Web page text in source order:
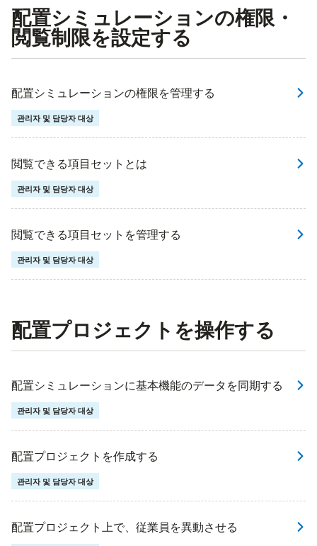
配置シミュレーションの権限・
閲覧制限を設定する
配置シミュレーションの権限を管理する
관리자 및 담당자 대상
閲覧できる項目セットとは
관리자 및 담당자 대상
閲覧できる項目セットを管理する
관리자 및 담당자 대상
配置プロジェクトを操作する
配置シミュレーションに基本機能のデータを同期する
관리자 및 담당자 대상
配置プロジェクトを作成する
관리자 및 담당자 대상
配置プロジェクト上で、従業員を異動させる